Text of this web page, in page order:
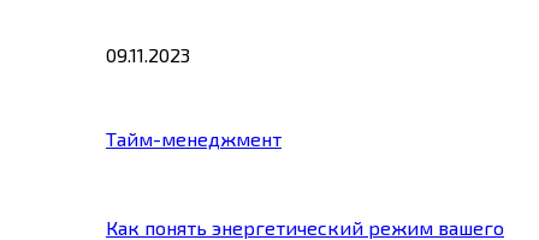
09.11.2023
Тайм-менеджмент
Как понять энергетический режим вашего